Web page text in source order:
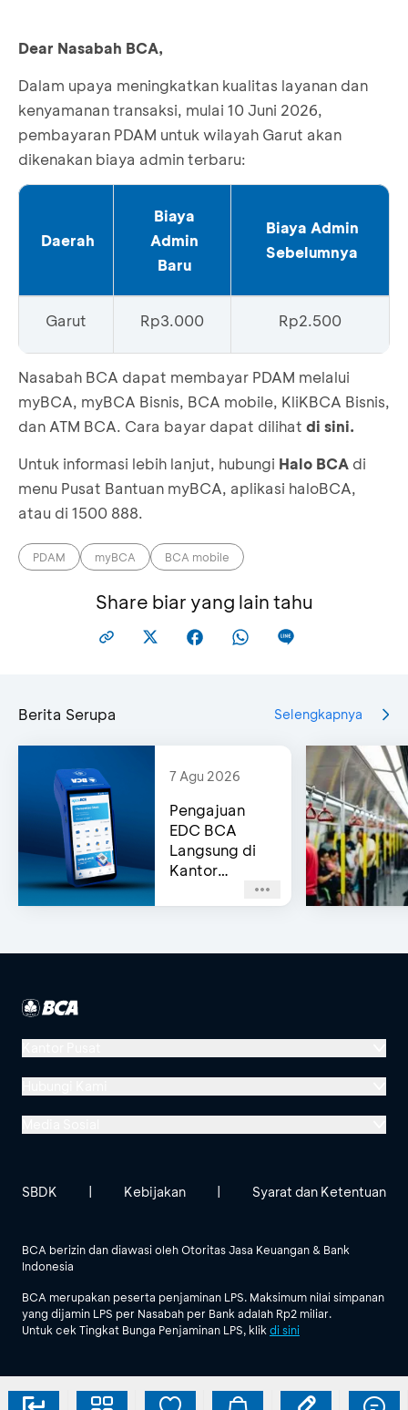
Dear Nasabah BCA,
Dalam upaya meningkatkan kualitas layanan dan
kenyamanan transaksi, mulai 10 Juni 2026,
pembayaran PDAM untuk wilayah Garut akan
dikenakan biaya admin terbaru:
Daerah
Biaya
Admin
Baru
Biaya Admin
Sebelumnya
Garut Rp3.000 Rp2.500
Nasabah BCA dapat membayar PDAM melalui
myBCA, myBCA Bisnis, BCA mobile, KliKBCA Bisnis,
dan ATM BCA. Cara bayar dapat dilihat di sini.
Untuk informasi lebih lanjut, hubungi Halo BCA di
menu Pusat Bantuan myBCA, aplikasi haloBCA,
atau di 1500 888.
PDAM myBCA BCA mobile
Share biar yang lain tahu
Berita Serupa Selengkapnya
7 Agu 2026
Pengajuan
EDC BCA
Langsung di
Kantor
(Same-Day
Menara BCA, Grand Indonesia
Jl. MH Thamrin No. 1
Lihat Semua Media Sosial
BCA berizin dan diawasi oleh Otoritas Jasa Keuangan & Bank
Indonesia
BCA merupakan peserta penjaminan LPS. Maksimum nilai simpanan
yang dijamin LPS per Nasabah per Bank adalah Rp2 miliar.
Untuk cek Tingkat Bunga Penjaminan LPS, klik di sini
SBDK | Kebijakan | Syarat dan Ketentuan